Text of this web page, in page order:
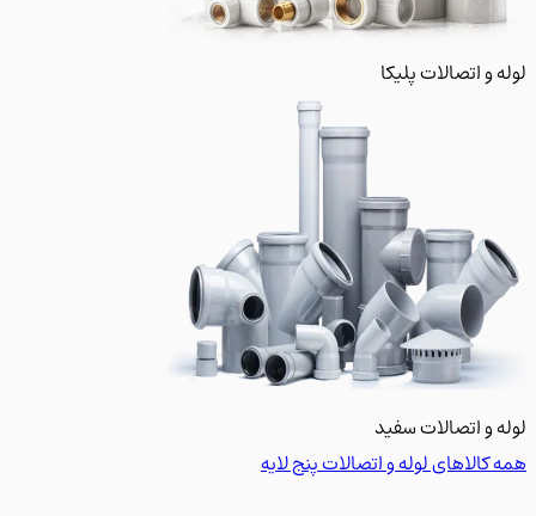
اتصالات پلیکا
و اتصالات سفید
لوله و اتصالات پنج لایه